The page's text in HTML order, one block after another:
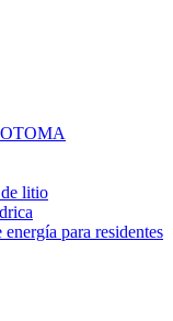
litio
para residentes